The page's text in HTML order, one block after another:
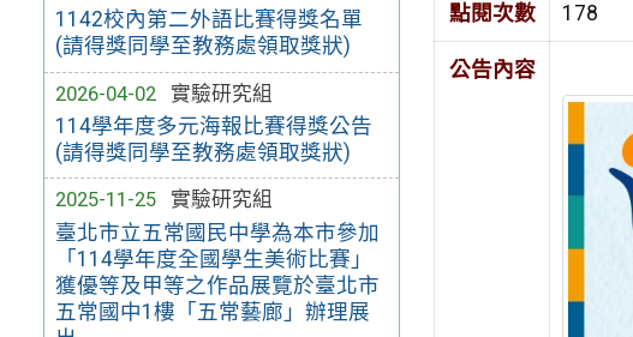
1142校內第二外語比賽得獎名單
(請得獎同學至教務處領取獎狀)
2026-04-02
實驗研究組
114學年度多元海報比賽得獎公告
(請得獎同學至教務處領取獎狀)
2025-11-25
實驗研究組
臺北市立五常國民中學為本市參加
「114學年度全國學生美術比賽」
獲優等及甲等之作品展覽於臺北市
五常國中1樓「五常藝廊」辦理展
點閱次數 178
公告內容